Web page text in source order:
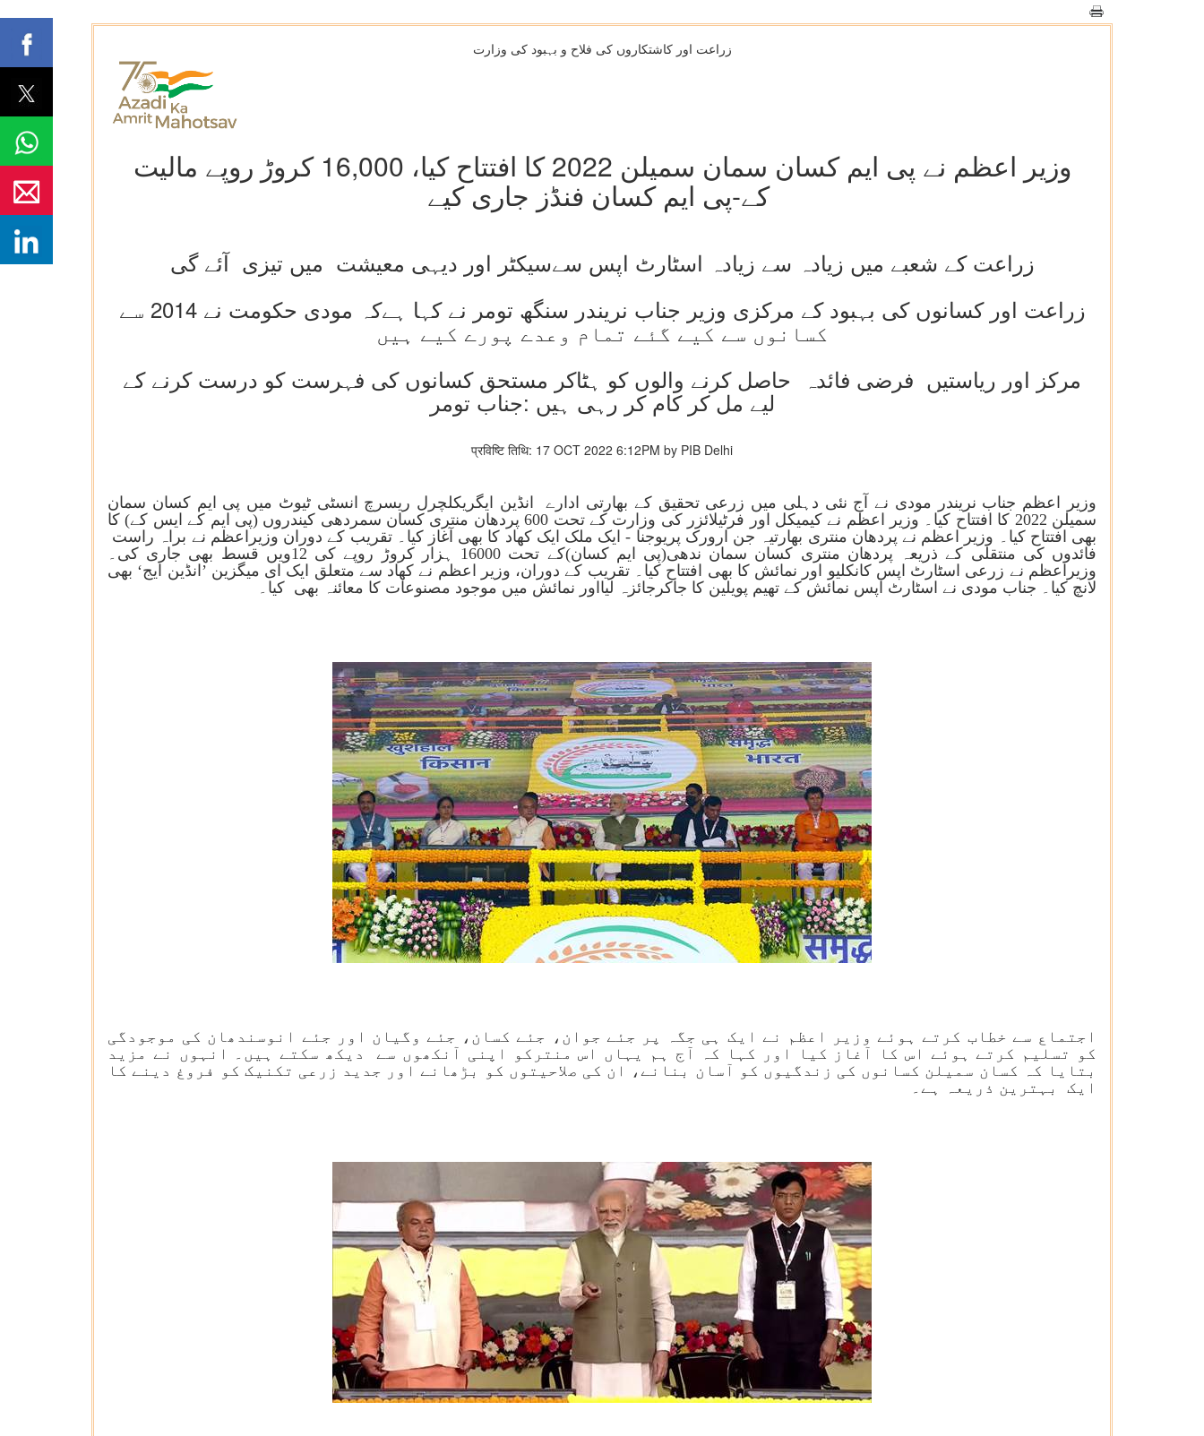
زراعت اور کاشتکاروں کی فلاح و بہبود کی وزارت
وزیر اعظم نے پی ایم کسان سمان سمیلن 2022 کا افتتاح کیا، 16,000 کروڑ روپے مالیت
کے-پی ایم کسان فنڈز جاری کیے
زراعت کے شعبے میں زیادہ سے زیادہ اسٹارٹ اپس سےسیکٹر اور دیہی معیشت میں تیزی آئے گی
زراعت اور کسانوں کی بہبود کے مرکزی وزیر جناب نریندر سنگھ تومر نے کہا ہےکہ مودی حکومت نے 2014 سے
کسانوں سے کیے گئے تمام وعدے پورے کیے ہیں
مرکز اور ریاستیں فرضی فائدہ حاصل کرنے والوں کو ہٹاکر مستحق کسانوں کی فہرست کو درست کرنے کے
لیے مل کر کام کر رہی ہیں :جناب تومر
प्रविष्टि तिथि: 17 OCT 2022 6:12PM by PIB Delhi
وزیر اعظم جناب نریندر مودی نے آج نئی دہلی میں زرعی تحقیق کے بھارتی ادارے انڈین ایگریکلچرل ریسرچ انسٹی ٹیوٹ میں پی ایم کسان سمان
سمیلن 2022 کا افتتاح کیا۔ وزیر اعظم نے کیمیکل اور فرٹیلائزر کی وزارت کے تحت 600 پردھان منتری کسان سمردھی کیندروں (پی ایم کے ایس کے) کا
بھی افتتاح کیا۔ وزیر اعظم نے پردھان منتری بھارتیہ جن ارورک پریوجنا - ایک ملک ایک کھاد کا بھی آغاز کیا۔ تقریب کے دوران وزیراعظم نے براہ راست
فائدوں کی منتقلی کے ذریعہ پردھان منتری کسان سمان ندھی(پی ایم کسان)کے تحت 16000 ہزار کروڑ روپے کی 12ویں قسط بھی جاری کی۔
وزیراعظم نے زرعی اسٹارٹ اپس کانکلیو اور نمائش کا بھی افتتاح کیا۔ تقریب کے دوران، وزیر اعظم نے کھاد سے متعلق ایک ای میگزین ’انڈین ایج‘ بھی
لانچ کیا۔ جناب مودی نے اسٹارٹ اپس نمائش کے تھیم پویلین کا جاکرجائزہ لیااور نمائش میں موجود مصنوعات کا معائنہ بھی کیا۔
اجتماع سے خطاب کرتے ہوئے وزیر اعظم نے ایک ہی جگہ پر جئے جوان، جئے کسان، جئے وگیان اور جئے انوسندھان کی موجودگی
کو تسلیم کرتے ہوئے اس کا آغاز کیا اور کہا کہ آج ہم یہاں اس منترکو اپنی آنکھوں سے دیکھ سکتے ہیں۔ انہوں نے مزید
بتایا کہ کسان سمیلن کسانوں کی زندگیوں کو آسان بنانے، ان کی صلاحیتوں کو بڑھانے اور جدید زرعی تکنیک کو فروغ دینے کا
ایک بہترین ذریعہ ہے۔